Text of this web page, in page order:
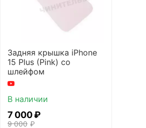
Задняя крышка iPhone
15 Plus (Pink) со
шлейфом
В наличии
9 000 ₽
7 000₽